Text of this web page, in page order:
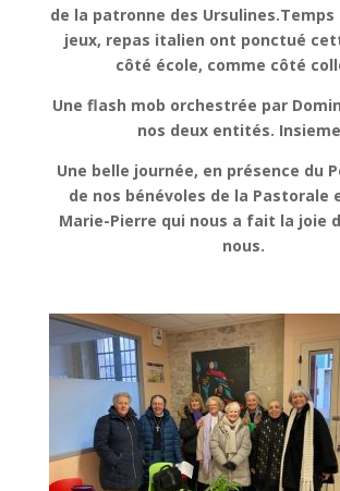
de la patronne des
jeux, repas italien ont ponctué
côté école, comme côté
Une flash mob orchestrée par
nos deux entités.
Une belle journée, en présence du
de nos bénévoles de la Pastorale
Marie-Pierre qui nous a fait la joie
nous.